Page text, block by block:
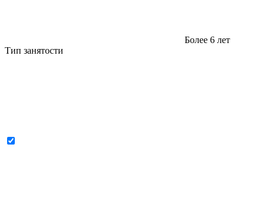
Более 6 лет
Тип занятости